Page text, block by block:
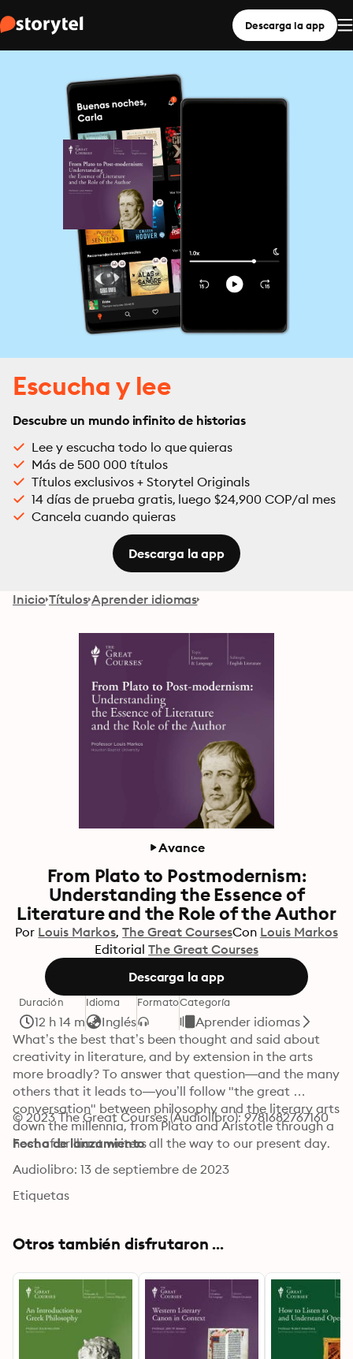
Descarga la app
Escucha y lee
Descubre un mundo infinito de historias
Lee y escucha todo lo que quieras
Más de 500 000 títulos
Títulos exclusivos + Storytel Originals
14 días de prueba gratis, luego $24,900 COP/al mes
Cancela cuando quieras
Descarga la app
Inicio Títulos Aprender idiomas
Avance
From Plato to Postmodernism:
Understanding the Essence of
Literature and the Role of the Author
Por Louis Markos The Great CoursesCon Louis Markos
Editorial The Great Courses
Descarga la app
Duración
12 h 14 m
Idioma
Inglés
FormatoCategoría
Aprender idiomas
What’s the best that’s been thought and said about
creativity in literature, and by extension in the arts
more broadly? To answer that question—and the many
others that it leads to—you’ll follow "the great
conversation" between philosophy and the literary arts
down the millennia, from Plato and Aristotle through a
host of brilliant writers all the way to our present day.
© 2023 The Great Courses (Audiolibro): 9781682767160
Fecha de lanzamiento
Audiolibro: 13 de septiembre de 2023
Etiquetas
Otros también disfrutaron ...